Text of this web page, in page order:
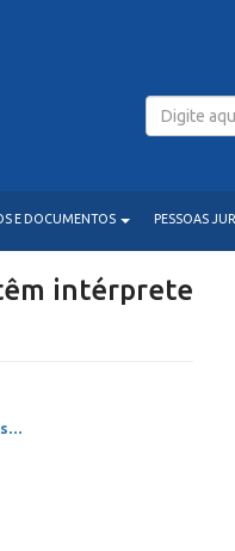
E DOCUMENTOS PESSOAS
intérprete